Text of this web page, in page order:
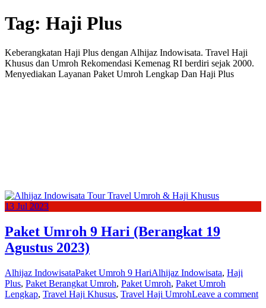
Tag: Haji Plus
Keberangkatan Haji Plus dengan Alhijaz Indowisata. Travel Haji
Khusus dan Umroh Rekomendasi Kemenag RI berdiri sejak 2000.
Menyediakan Layanan Paket Umroh Lengkap Dan Haji Plus
13 Jul 2023
Paket Umroh 9 Hari (Berangkat 19
Agustus 2023)
Alhijaz IndowisataPaket Umroh 9 HariAlhijaz Indowisata, Haji
Plus, Paket Berangkat Umroh, Paket Umroh, Paket Umroh
Lengkap, Travel Haji Khusus, Travel Haji UmrohLeave a comment